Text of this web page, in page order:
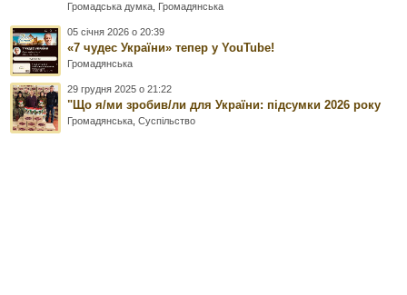
Громадська думка Громадянська
05 січня 2026 о 20:39
«7 чудес України» тепер у YouTube!
Громадянська
29 грудня 2025 о 21:22
"Що я/ми зробив/ли для України: підсумки 2026 року
Громадянська ,Суспільство